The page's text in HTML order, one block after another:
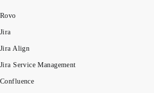
Rovo
Jira
Jira Align
Jira Service Management
Confluence